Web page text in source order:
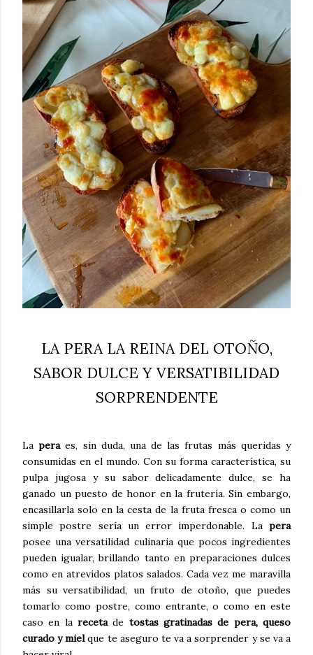
LA PERA LA REINA DEL OTOÑO,
SABOR DULCE Y VERSATIBILIDAD
SORPRENDENTE
Laperaes, sin duda, una de las frutas más queridas y
consumidas en el mundo. Con su forma característica, su
pulpa jugosa y su sabor delicadamente dulce, se ha
ganado un puesto de honor en la frutería. Sin embargo,
encasillarla solo en la cesta de la fruta fresca o como un
simple postre sería un error imperdonable. La pera
posee una versatilidad culinaria que pocos ingredientes
pueden igualar, brillando tanto en preparaciones dulces
como en atrevidos platos salados. Cada vez me maravilla
más su versatibilidad, un fruto de otoño, que puedes
tomarlo como postre, como entrante, o como en este
caso en la recetade tostas gratinadas de pera, queso
curado y mielque te aseguro te va a sorprender y se va a